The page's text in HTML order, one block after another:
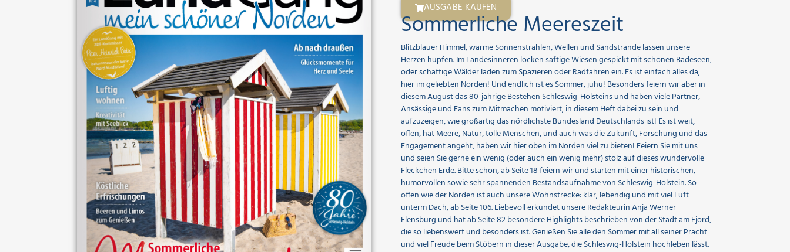
AUSGABE KAUFEN
Sommerliche Meereszeit
Blitzblauer Himmel, warme Sonnenstrahlen, Wellen und Sandstrände lassen unsere
Herzen hüpfen. Im Landesinneren locken saftige Wiesen gespickt mit schönen Badeseen,
oder schattige Wälder laden zum Spazieren oder Radfahren ein. Es ist einfach alles da,
hier im geliebten Norden! Und endlich ist es Sommer, juhu! Besonders feiern wir aber in
diesem August das 80-jährige Bestehen Schleswig-Holsteins und haben viele Partner,
Ansässige und Fans zum Mitmachen motiviert, in diesem Heft dabei zu sein und
aufzuzeigen, wie großartig das nördlichste Bundesland Deutschlands ist! Es ist weit,
offen, hat Meere, Natur, tolle Menschen, und auch was die Zukunft, Forschung und das
Engagement angeht, haben wir hier oben im Norden viel zu bieten! Feiern Sie mit uns
und seien Sie gerne ein wenig (oder auch ein wenig mehr) stolz auf dieses wundervolle
Fleckchen Erde. Bitte schön, ab Seite 18 feiern wir und starten mit einer historischen,
humorvollen sowie sehr spannenden Bestandsaufnahme von Schleswig-Holstein. So
offen wie der Norden ist auch unsere Wohnstrecke: klar, lebendig und mit viel Luft
unterm Dach, ab Seite 106. Liebevoll erkundet unsere Redakteurin Anja Werner
Flensburg und hat ab Seite 82 besondere Highlights beschrieben von der Stadt am Fjord,
die so liebenswert und besonders ist. Genießen Sie alle den Sommer mit all seiner Pracht
und viel Freude beim Stöbern in dieser Ausgabe, die Schleswig-Holstein hochleben lässt.